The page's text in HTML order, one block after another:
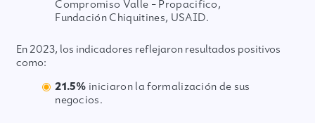
Compromiso Valle – Propacifico,
Fundación Chiquitines, USAID.
En 2023, los indicadores reflejaron resultados positivos
como:
21.5% iniciaron la formalización de sus
negocios.